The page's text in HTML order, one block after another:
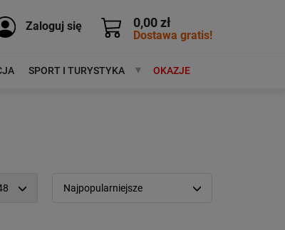
0,00 zł
Dostawa gratis!
Zaloguj się
SPORT I TURYSTYKA MARKIOKAZJE
Najpopularniejsze